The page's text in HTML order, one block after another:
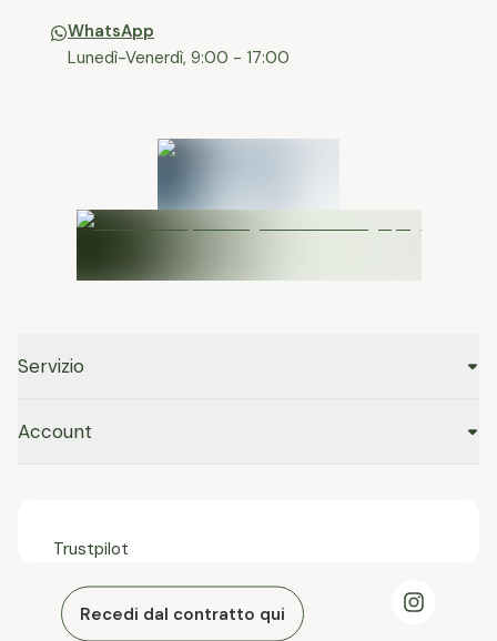
WhatsApp
Lunedì-Venerdì, 9:00 - 17:00
Servizio
Account
Trustpilot
Recedi dal contratto qui